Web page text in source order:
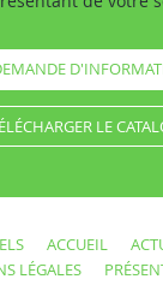
LE
ACCUEIL
LÉGALES